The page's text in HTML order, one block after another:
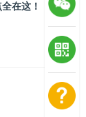
在这！